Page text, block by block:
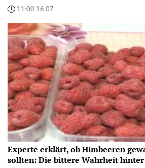
11:00 16.07
Experte erklärt, ob Himbeeren
sollten: Die bittere Wahrheit